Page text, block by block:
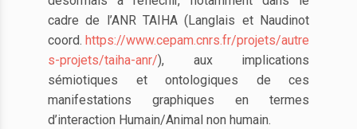
cadre de l’ANR TAIHA (Langlais et Naudinot
coord. https://www.cepam.cnrs.fr/projets/autre
s-projets/taiha-anr/), aux implications
sémiotiques et ontologiques de ces
manifestations graphiques en termes
d’interaction Humain/Animal non humain.